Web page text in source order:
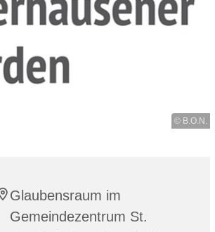
© B.O.N.
Glaubensraum im
Gemeindezentrum St.